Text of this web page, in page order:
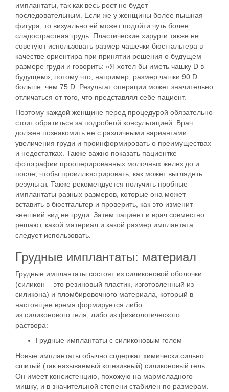
имплантаты, так как весь рост не будет
последовательным. Если же у женщины более пышная
фигура, то визуально ей может подойти чуть более
сладострастная грудь. Пластические хирурги также не
советуют использовать размер чашечки бюстгальтера в
качестве ориентира при принятии решения о будущем
размере груди и говорить: «Я хотел бы иметь чашку D в
будущем», потому что, например, размер чашки 90 D
больше, чем 75 D. Результат операции может значительно
отличаться от того, что представлял себе пациент.
Поэтому каждой женщине перед процедурой обязательно
стоит обратиться за подробной консультацией . Врач
должен познакомить ее с различными вариантами
увеличения груди и проинформировать о преимуществах
и недостатках. Также важно показать пациентке
фотографии прооперированных молочных желез до и
после , чтобы проиллюстрировать, как может выглядеть
результат. Также рекомендуется получить пробные
имплантаты разных размеров, которые она может
вставить в бюстгальтер и проверить, как это изменит
внешний вид ее груди. Затем пациент и врач совместно
решают, какой материал и какой размер имплантата
следует использовать.
Грудные имплантаты: материал
Грудные имплантаты состоят из силиконовой оболочки
(силикон – это резиновый пластик, изготовленный из
силикона) и пломбировочного материала , который в
настоящее время формируется либо
из силиконового геля, либо из физиологического
раствора:
Грудные имплантаты с силиконовым гелем
Новые имплантаты обычно содержат химически сильно
сшитый (так называемый когезивный) силиконовый гель.
Он имеет консистенцию, похожую на мармеладного
мишку, и в значительной степени стабилен по размерам.